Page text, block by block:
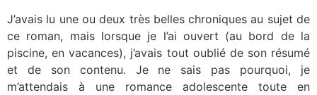
J’avais lu une ou deux très belles chroniques au sujet de
ce roman, mais lorsque je l’ai ouvert (au bord de la
piscine, en vacances), j’avais tout oublié de son résumé
et de son contenu. Je ne sais pas pourquoi, je
m’attendais à une romance adolescente toute en